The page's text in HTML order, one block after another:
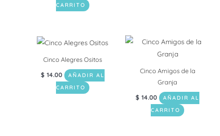
CARRITO
Cinco Alegres Ositos
$ 14.00
AÑADIR AL
CARRITO
Cinco Amigos de la
Granja
$ 14.00
AÑADIR AL
CARRITO